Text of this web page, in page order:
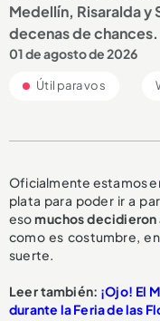
Medellín, Risaralda y
decenas de chances.
01 de agosto de 2026
Útil para vos
Oficialmente estamos
plata para poder ir a
esomuchos decidieron
como es costumbre,
suerte.
Leer también: ¡Ojo! El
durante la Feria de las